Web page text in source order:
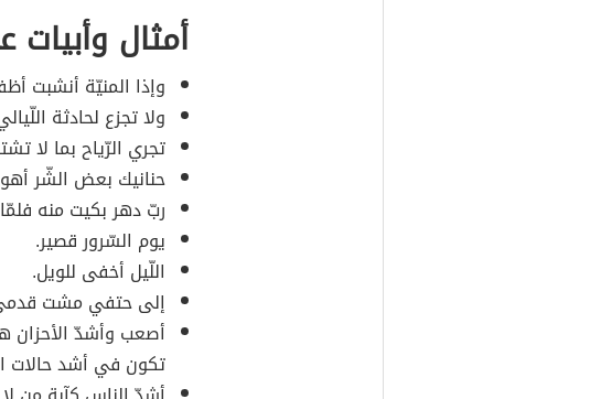
أمثال وأبيات
وإذا المنيّة أنشبت
ولا تجزع لحادثة
تجري الرّياح بما لا
حنانيك بعض الشّر
ربّ دهر بكيت منه
يوم السّرور قصير.
اللّيل أخفى للويل.
إلى حتفي مشت
أصعب وأشدّ الأحزان
تكون في أشد حالات